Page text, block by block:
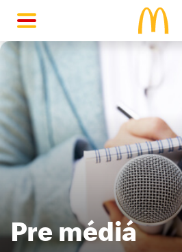
Pre médiá